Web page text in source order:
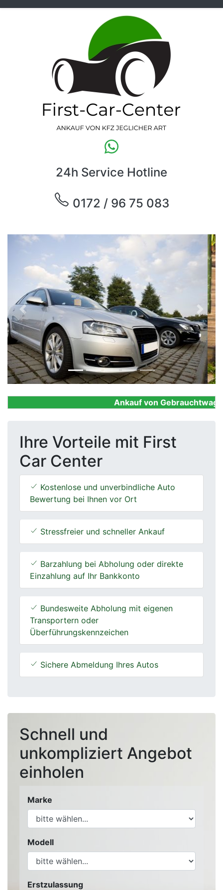
24h Service Hotline
0172 / 96 75 083
Previous Next
Ankauf von
Ihre Vorteile mit First
Car Center
Kostenlose und unverbindliche Auto
Bewertung bei Ihnen vor Ort
Stressfreier und schneller Ankauf
Barzahlung bei Abholung oder direkte
Einzahlung auf Ihr Bankkonto
Bundesweite Abholung mit eigenen
Transportern oder
Überführungskennzeichen
Sichere Abmeldung Ihres Autos
Schnell und
unkompliziert Angebot
einholen
Marke
Modell
Erstzulassung